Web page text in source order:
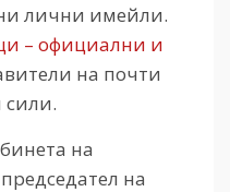
лични имейли.
– официални и
на почти
на
на